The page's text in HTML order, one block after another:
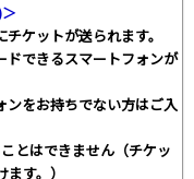
ケットが送られます。
できるスマートフォンが
をお持ちでない方はご入
とはできません（チケッ
す。）